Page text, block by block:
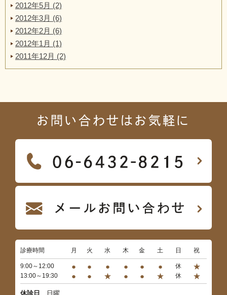
2012年5月 (2)
2012年3月 (6)
2012年2月 (6)
2012年1月 (1)
2011年12月 (2)
お問い合わせはお気軽に
診療時間 月 火 水 木 金 土 日 祝
9:00～12:00 ● ● ● ● ● ● 休 ★
13:00～19:30 ● ● ★ ● ● ★ 休 ★
休診日
日曜